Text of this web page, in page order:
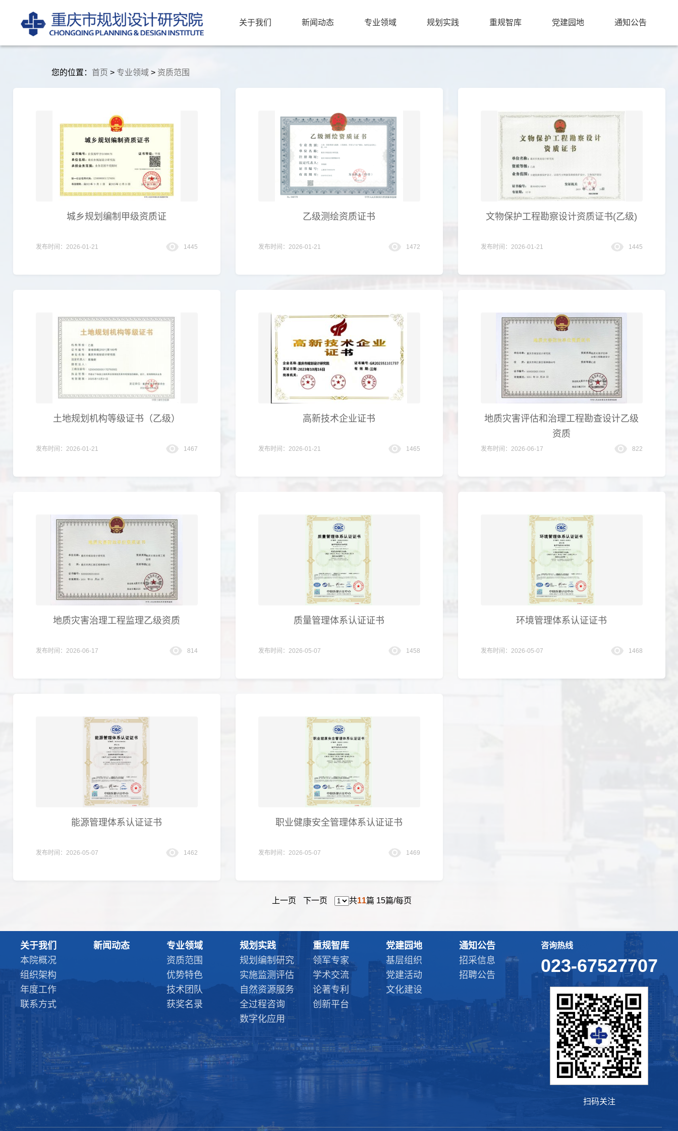
关于我们 新闻动态 专业领域 规划实践 重规智库 党建园地 通知公告
您的位置： 首页 > 专业领域 > 资质范围
城乡规划编制甲级资质证
发布时间：2026-01-21 1445
乙级测绘资质证书
发布时间：2026-01-21 1472
文物保护工程勘察设计资质证书(乙级)
发布时间：2026-01-21 1445
土地规划机构等级证书（乙级）
发布时间：2026-01-21 1467
高新技术企业证书
发布时间：2026-01-21 1465
地质灾害评估和治理工程勘查设计乙级
资质
发布时间：2026-06-17 822
地质灾害治理工程监理乙级资质
发布时间：2026-06-17 814
质量管理体系认证证书
发布时间：2026-05-07 1458
环境管理体系认证证书
发布时间：2026-05-07 1468
能源管理体系认证证书
发布时间：2026-05-07 1462
职业健康安全管理体系认证证书
发布时间：2026-05-07 1469
上一页 下一页 共11篇 15篇/每页
关于我们
本院概况
组织架构
年度工作
联系方式
新闻动态
专业领域
资质范围
优势特色
技术团队
获奖名录
规划实践
规划编制研究
实施监测评估
自然资源服务
全过程咨询
数字化应用
重规智库
领军专家
学术交流
论著专利
创新平台
党建园地
基层组织
党建活动
文化建设
通知公告
招采信息
招聘公告
咨询热线
023-67527707
扫码关注